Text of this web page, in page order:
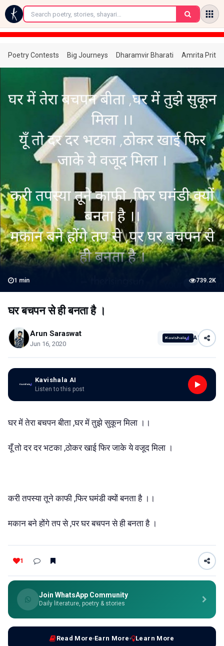
←
Poetry Contests Big Journeys Dharamvir Bharati Amrita
1 min 739.2K
घर बचपन से ही बनता है ।
Arun Saraswat
Jun 16, 2020
AI
Kavishala AI
Listen to this post
घर में तेरा बचपन बीता ,घर में तुझे सुकून मिला ।।
यूँ तो दर दर भटका ,ठोकर खाई फिर जाके ये वजूद मिला ।
करी तपस्या तूने काफी ,फिर घमंडी क्यों बनता है ।।
मकान बने होंगे तप से ,पर घर बचपन से ही बनता है ।
1
Join WhatsApp Community
Daily literature, poetry & stories
Read More Earn More Learn More